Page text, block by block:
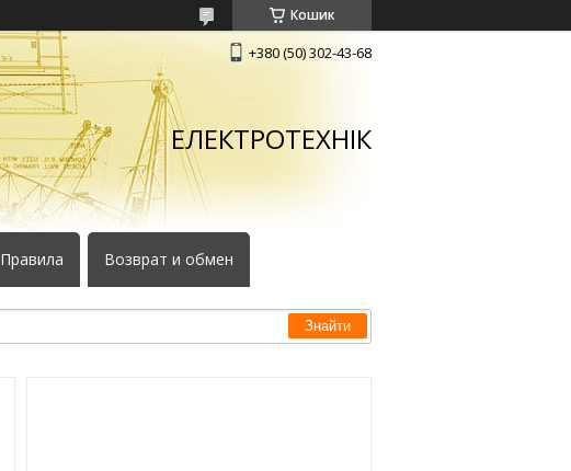
Кошик
+380 (50) 302-43-68
ЕЛЕКТРОТЕХНІК
Правила Возврат и обмен
Знайти